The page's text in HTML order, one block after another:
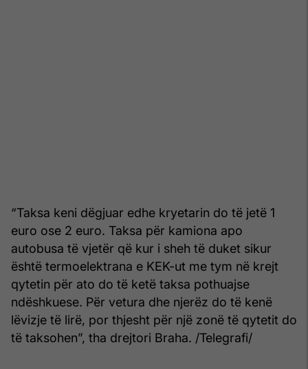
“Taksa keni dëgjuar edhe kryetarin do të jetë 1
euro ose 2 euro. Taksa për kamiona apo
autobusa të vjetër që kur i sheh të duket sikur
është termoelektrana e KEK-ut me tym në krejt
qytetin për ato do të ketë taksa pothuajse
ndëshkuese. Për vetura dhe njerëz do të kenë
lëvizje të lirë, por thjesht për një zonë të qytetit do
të taksohen”, tha drejtori Braha. /Telegrafi/